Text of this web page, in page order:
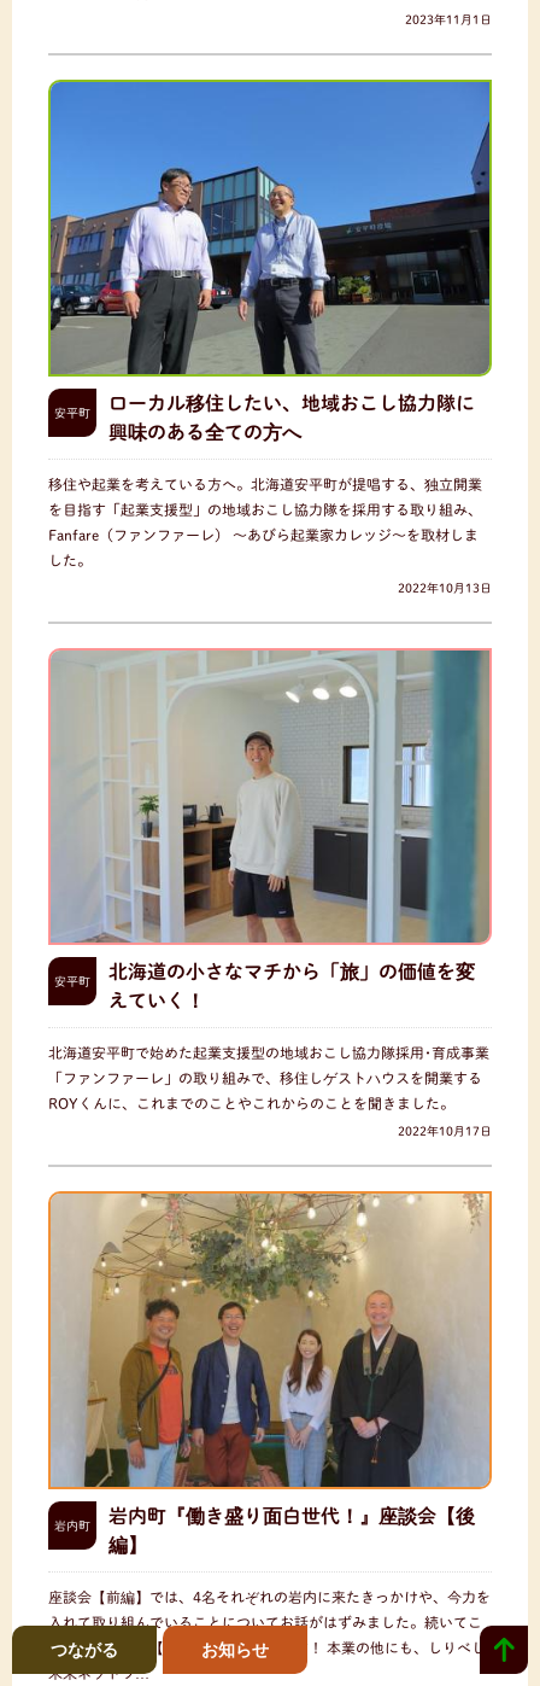
2023年11月1日
安平町
ローカル移住したい、地域おこし協力隊に
興味のある全ての方へ
移住や起業を考えている方へ。北海道安平町が提唱する、独立開業
を目指す「起業支援型」の地域おこし協力隊を採用する取り組み、
Fanfare（ファンファーレ） 〜あびら起業家カレッジ〜を取材しま
した。
2022年10月13日
安平町
北海道の小さなマチから「旅」の価値を変
えていく！
北海道安平町で始めた起業支援型の地域おこし協力隊採用･育成事業
「ファンファーレ」の取り組みで、移住しゲストハウスを開業する
ROYくんに、これまでのことやこれからのことを聞きました。
2022年10月17日
岩内町
岩内町『働き盛り面白世代！』座談会【後
編】
座談会【前編】では、4名それぞれの岩内に来たきっかけや、今力を
入れて取り組んでいることについてお話がはずみました。続いてこ
こからは座談会【後編】をお届けします！ 本業の他にも、しりべし
未来ネットワ…
つながる お知らせ